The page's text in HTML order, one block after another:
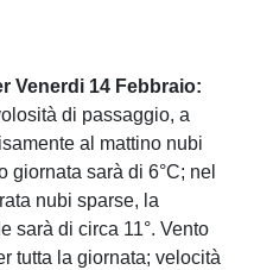
Venerdi 14 Febbraio:
di passaggio, a
al mattino nubi
giornata sarà di 6°C; nel
nubi sparse, la
sarà di circa 11°. Vento
tutta la giornata; velocità